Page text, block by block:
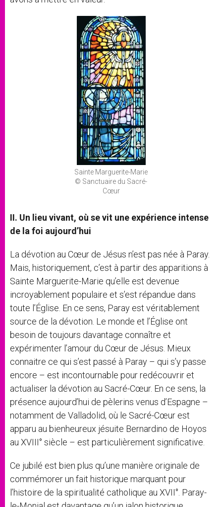
Sainte Marguerite-Marie
© Sanctuaire du Sacré-
Cœur
II. Un lieu vivant, où se vit une expérience intense
de la foi aujourd’hui
La dévotion au Cœur de Jésus n’est pas née à Paray.
Mais, historiquement, c’est à partir des apparitions à
Sainte Marguerite-Marie qu’elle est devenue
incroyablement populaire et s’est répandue dans
toute l’Église. En ce sens, Paray est véritablement
source de la dévotion. Le monde et l’Église ont
besoin de toujours davantage connaître et
expérimenter l’amour du Cœur de Jésus. Mieux
connaitre ce qui s’est passé à Paray – qui s’y passe
encore – est incontournable pour redécouvrir et
actualiser la dévotion au Sacré-Cœur. En ce sens, la
présence aujourd’hui de pèlerins venus d’Espagne –
notamment de Valladolid, où le Sacré-Cœur est
apparu au bienheureux jésuite Bernardino de Hoyos
au XVIII° siècle – est particulièrement significative.
Ce jubilé est bien plus qu’une manière originale de
commémorer un fait historique marquant pour
l’histoire de la spiritualité catholique au XVII°. Paray-